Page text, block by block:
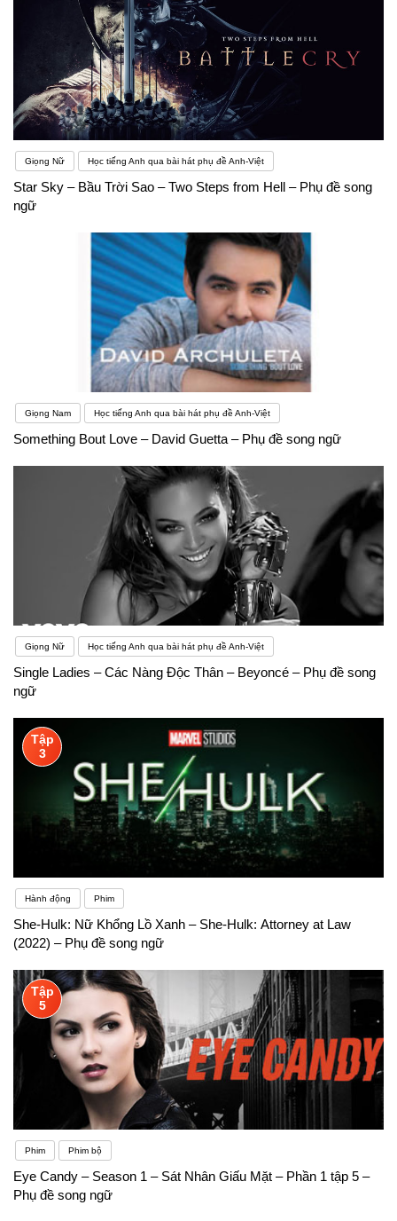
Giọng Nữ Học tiếng Anh qua bài hát phụ đề Anh-Việt
Star Sky – Bầu Trời Sao – Two Steps from Hell – Phụ đề song
ngữ
Giọng Nam Học tiếng Anh qua bài hát phụ đề Anh-Việt
Something Bout Love – David Guetta – Phụ đề song ngữ
Giọng Nữ Học tiếng Anh qua bài hát phụ đề Anh-Việt
Single Ladies – Các Nàng Độc Thân – Beyoncé – Phụ đề song
ngữ
Tập
3
Hành động Phim
She-Hulk: Nữ Khổng Lồ Xanh – She-Hulk: Attorney at Law
(2022) – Phụ đề song ngữ
Tập
5
Phim Phim bộ
Eye Candy – Season 1 – Sát Nhân Giấu Mặt – Phần 1 tập 5 –
Phụ đề song ngữ